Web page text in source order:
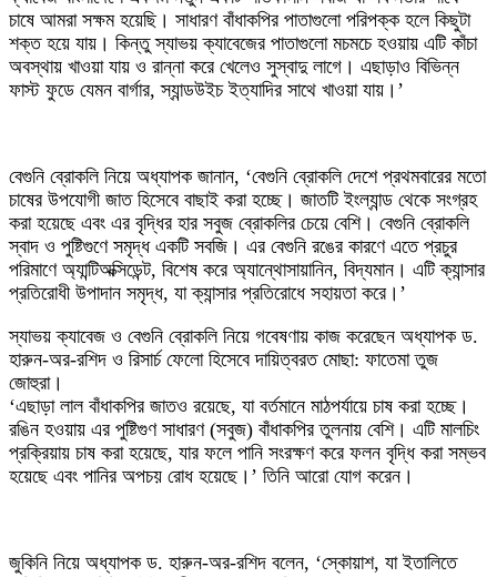
চাষে আমরা সক্ষম হয়েছি। সাধারণ বাঁধাকপির পাতাগুলো পরিপক্ক হলে কিছুটা
শক্ত হয়ে যায়। কিন্তু স্যাভয় ক্যাবেজের পাতাগুলো মচমচে হওয়ায় এটি কাঁচা
অবস্থায় খাওয়া যায় ও রান্না করে খেলেও সুস্বাদু লাগে। এছাড়াও বিভিন্ন
ফাস্ট ফুডে যেমন বার্গার, স্যান্ডউইচ ইত্যাদির সাথে খাওয়া যায়।’
বেগুনি ব্রোকলি নিয়ে অধ্যাপক জানান, ‘বেগুনি ব্রোকলি দেশে প্রথমবারের মতো
চাষের উপযোগী জাত হিসেবে বাছাই করা হচ্ছে। জাতটি ইংল্যান্ড থেকে সংগ্রহ
করা হয়েছে এবং এর বৃদ্ধির হার সবুজ ব্রোকলির চেয়ে বেশি। বেগুনি ব্রোকলি
স্বাদ ও পুষ্টিগুণে সমৃদ্ধ একটি সবজি। এর বেগুনি রঙের কারণে এতে প্রচুর
পরিমাণে অ্যান্টিঅক্সিডেন্ট, বিশেষ করে অ্যান্থোসায়ানিন, বিদ্যমান। এটি ক্যান্সার
প্রতিরোধী উপাদান সমৃদ্ধ, যা ক্যান্সার প্রতিরোধে সহায়তা করে।’
স্যাভয় ক্যাবেজ ও বেগুনি ব্রোকলি নিয়ে গবেষণায় কাজ করেছেন অধ্যাপক ড.
হারুন-অর-রশিদ ও রিসার্চ ফেলো হিসেবে দায়িত্বরত মোছা: ফাতেমা তুজ
জোহুরা।
‘এছাড়া লাল বাঁধাকপির জাতও রয়েছে, যা বর্তমানে মাঠপর্যায়ে চাষ করা হচ্ছে।
রঙিন হওয়ায় এর পুষ্টিগুণ সাধারণ (সবুজ) বাঁধাকপির তুলনায় বেশি। এটি মালচিং
প্রক্রিয়ায় চাষ করা হয়েছে, যার ফলে পানি সংরক্ষণ করে ফলন বৃদ্ধি করা সম্ভব
হয়েছে এবং পানির অপচয় রোধ হয়েছে।’ তিনি আরো যোগ করেন।
জুকিনি নিয়ে অধ্যাপক ড. হারুন-অর-রশিদ বলেন, ‘স্কোয়াশ, যা ইতালিতে